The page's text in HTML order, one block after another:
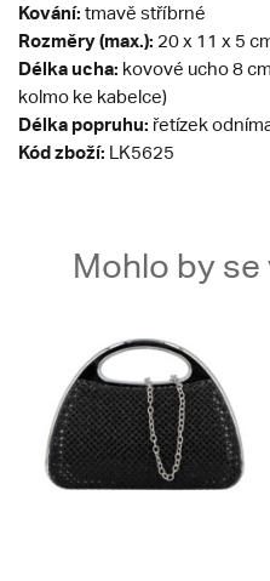
Kování: tmavě stříbrné
Rozměry (max.): 20 x 11 x 5
Délka ucha: kovové ucho 8
kolmo ke kabelce)
Délka popruhu: řetízek
Kód zboží: LK5625
Mohlo by